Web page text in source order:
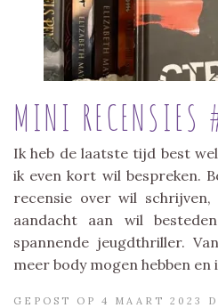
MINI RECENSIES
Ik heb de laatste tijd best
ik even kort wil bespreken.
recensie over wil
aandacht aan wil
spannende jeugdthriller.
meer body mogen hebben
GEPOST OP 4 MAART 2023